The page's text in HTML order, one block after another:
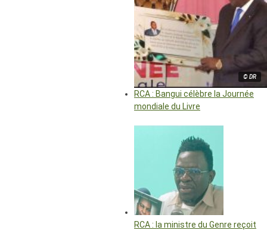
© DR
RCA : Bangui célèbre la Journée
mondiale du Livre
RCA : la ministre du Genre reçoit